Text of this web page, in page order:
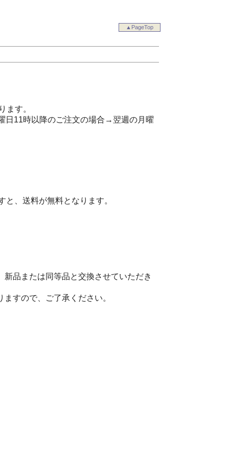
▲PageTop
ます。
日11時以降のご注文の場合→翌週の月曜
、送料が無料となります。
品または同等品と交換させていただき
すので、ご了承ください。